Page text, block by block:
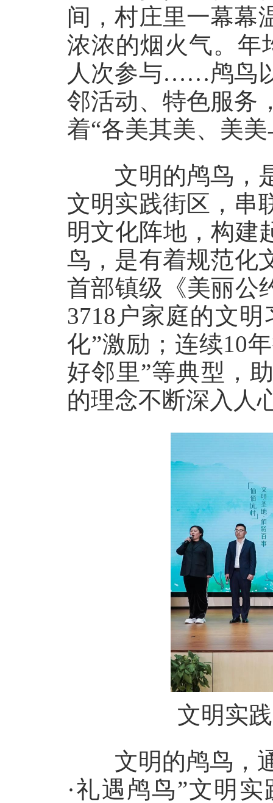
间，村庄里一幕幕
浓浓的烟火气。年
人次参与……鸬鸟
邻活动、特色服务
着“各美其美、美
文明的鸬鸟，
文明实践街区，串
明文化阵地，构建
鸟，是有着规范
首部镇级《美丽公
3718户家庭的文
化”激励；连续10
好邻里”等典型，
的理念不断深入人
文明实
文明的鸬鸟，通
·礼遇鸬鸟”文明